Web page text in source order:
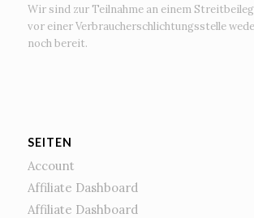
Wir sind zur Teilnahme an einem
vor einer Verbraucherschlichtungsstelle
noch bereit.
SEITEN
Account
Affiliate Dashboard
Affiliate Dashboard